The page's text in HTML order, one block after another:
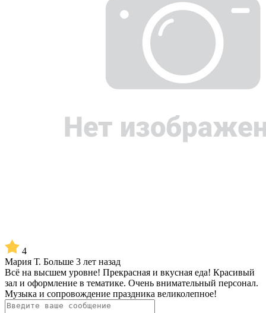
4
Мария Т. Больше 3 лет назад
Всё нa высшем уровне! Прекрасная и вкусная еда! Красивый
зал и оформление в тематике. Очень внимaтельный персонал.
Музыка и сопровождение праздника великолепное!